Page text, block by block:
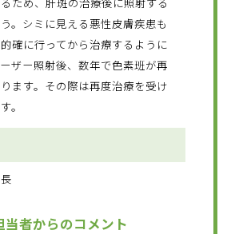
。シミに見える悪性皮膚疾患も
確に行ってから治療するように
ザー照射後、数年で色素班が再
ます。その際は再度治療を受け
。
者からのコメント